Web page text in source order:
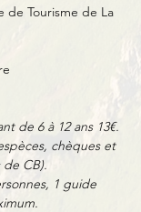
de Tourisme de La
de 6 à 12 ans 13€.
chèques et
de CB).
1 guide